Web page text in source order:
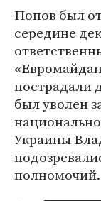
Попов был
середине
пострадали
был уволен
Украины
полномочий.